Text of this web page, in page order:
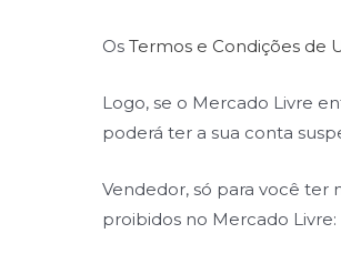
Os Termos e Condições de
Logo, se o Mercado Livre
poderá ter a sua conta
Vendedor, só para você
proibidos no Mercado Livre: